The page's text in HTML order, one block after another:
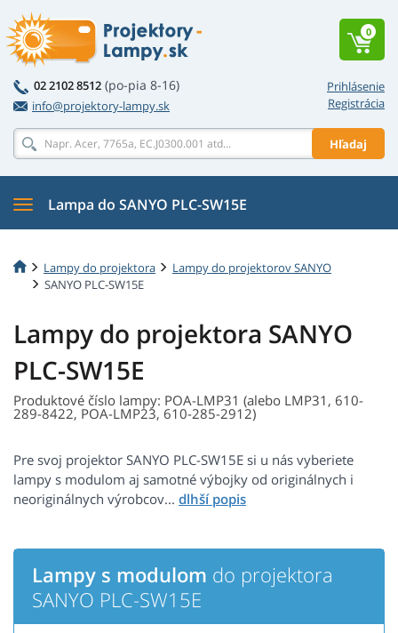
Prihlásenie
Registrácia
02 2102 8512 (po-pia 8-16)
info@projektory-lampy.sk
Hľadaj
0
Lampa do SANYO PLC-SW15E
Lampy do projektora
Lampy do projektorov SANYO
SANYO PLC-SW15E
Lampy do projektora SANYO
PLC-SW15E
Produktové číslo lampy: POA-LMP31 (alebo LMP31, 610-
289-8422, POA-LMP23, 610-285-2912)
Pre svoj projektor SANYO PLC-SW15E si u nás vyberiete
lampy s modulom aj samotné výbojky od originálnych i
neoriginálnych výrobcov...
Lampy s modulom do projektora
SANYO PLC-SW15E